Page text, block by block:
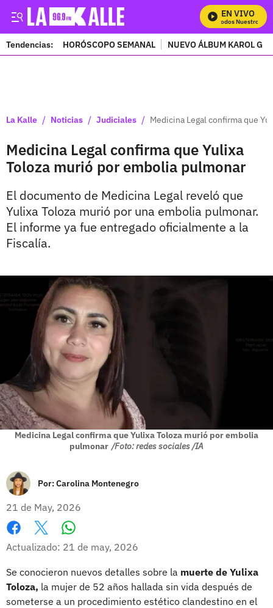
EN VIVO
Mira Todos Nuestros
Tendencias: HORÓSCOPO SEMANAL NUEVO ÁLBUM KAROL G
La Kalle / Noticias / Judiciales / Medicina Legal confirma que
Medicina Legal confirma que Yulixa
Toloza murió por embolia pulmonar
El documento de Medicina Legal reveló que
Yulixa Toloza murió por una embolia pulmonar.
El informe ya fue entregado oficialmente a la
Fiscalía.
Medicina Legal confirma que Yulixa Toloza murió por embolia
pulmonar /Foto: redes sociales /IA
Por:Carolina Montenegro
21 de May, 2026
Facebook
X
Actualizado: 21 de may, 2026
Se conocieron nuevos detalles sobre la muerte de Yulixa
Toloza, la mujer de 52 años hallada sin vida después de
someterse a un procedimiento estético clandestino en el